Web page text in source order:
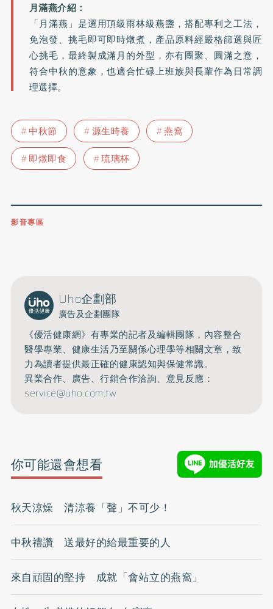
月滿燕介紹：
「月滿燕」是選用頂級雨林級燕盞，搭配專利之工法，
免泡發、挑毛即可即時燉煮，產品原料經嚴格篩選與匠
心挑毛，最終製成滿月的外型，亦有團聚、圓滿之意，
符合中秋的意象，也適合忙碌上班族與長輩作為日常調
理選擇。
中秋節 源生時養
燕窩
即燉即食
琉璃杯
影音專區
Uho企劃部
廣告及企劃團隊
《優活健康網》有專業的記者及編輯團隊，內容整合
醫學專業、健康生活乃至關係心理學等相關文章，致
力為讀者提供最正確的健康認知與保健常識。
異業合作、廣告、行銷合作洽詢、意見反應：
service@uho.com.tw
你可能還會想看
秋天涼燥 清涼養「聲」不可少！
中秋禮讚 送最好的給最重要的人
來自頑固的堅持 成就「會站立的燕窩」